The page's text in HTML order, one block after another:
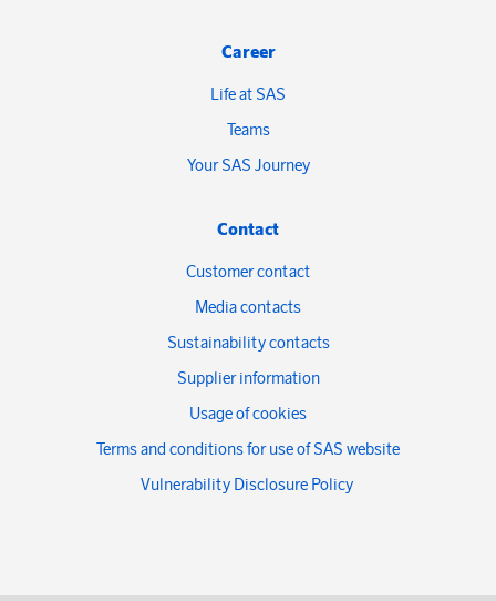
Career
Life at SAS
Teams
Your SAS Journey
Contact
Customer contact
Media contacts
Sustainability contacts
Supplier information
Usage of cookies
Terms and conditions for use of SAS website
Vulnerability Disclosure Policy